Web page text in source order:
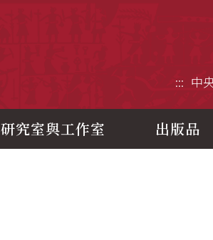
::: 中
研究室與工作室 出版品